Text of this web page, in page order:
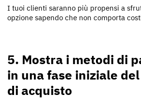
I tuoi clienti saranno più propensi a
opzione sapendo che non comporta
5. Mostra i metodi di
in una fase iniziale
di acquisto